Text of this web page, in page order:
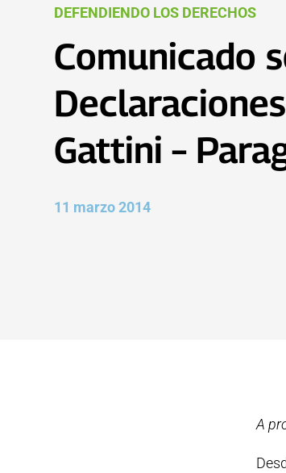
DEFENDIENDO LOS DERECHOS
Comunicado
Gattini –
11 marzo 2014
A